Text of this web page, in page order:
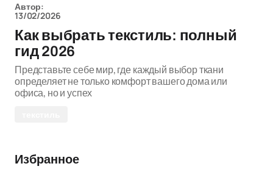
Автор:
13/02/2026
Как выбрать текстиль: полный
гид 2026
Представьте себе мир, где каждый выбор ткани
определяет не только комфорт вашего дома или
офиса, но и успех
Избранное